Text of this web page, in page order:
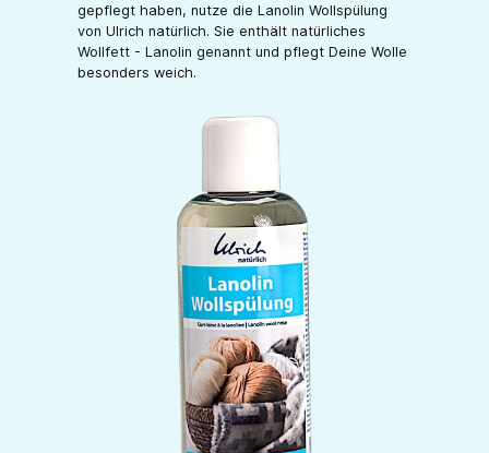
gepflegt haben, nutze die Lanolin Wollspülung
von Ulrich natürlich. Sie enthält natürliches
Wollfett - Lanolin genannt und pflegt Deine Wolle
besonders weich.